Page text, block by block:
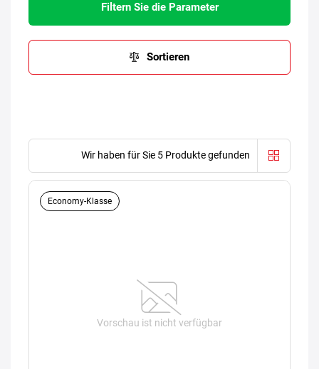
Filtern Sie die Parameter
Sortieren
Wir haben für Sie 5 Produkte gefunden
Vorschau ist nicht verfügbar
Economy-Klasse